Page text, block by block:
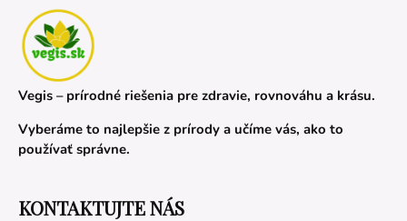
Vegis – prírodné riešenia pre zdravie, rovnováhu a krásu.
Vyberáme to najlepšie z prírody a učíme vás, ako to
používať správne.
KONTAKTUJTE NÁS